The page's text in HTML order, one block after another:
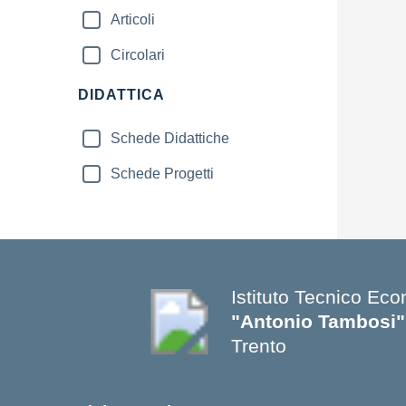
Articoli
Circolari
DIDATTICA
Schede Didattiche
Schede Progetti
Istituto Tecnico
"Antonio Tambosi"
Trento